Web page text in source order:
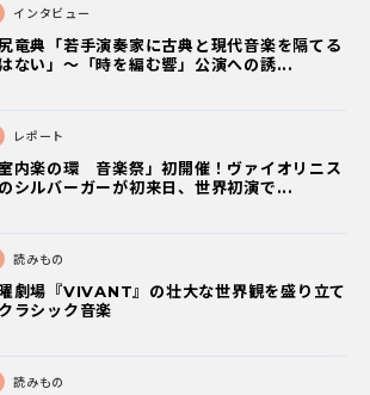
インタビュー
竜典「若手演奏家に古典と現代音楽を隔てる
ない」～「時を編む響」公演への誘...
レポート
室内楽の環 音楽祭」初開催！ヴァイオリニス
シルバーガーが初来日、世界初演で...
読みもの
劇場『VIVANT』の壮大な世界観を盛り立て
ラシック音楽
読みもの